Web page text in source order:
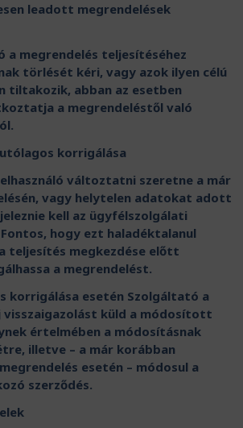
leadott megrendelések
a megrendelés teljesítéséhez
törlését kéri, vagy azok ilyen célú
tiltakozik, abban az esetben
a megrendeléstől való
korrigálása
változtatni szeretne a már
vagy helytelen adatokat adott
kell az ügyfélszolgálati
hogy ezt haladéktalanul
teljesítés megkezdése előtt
a megrendelést.
korrigálása esetén Szolgáltató a
visszaigazolást küld a módosított
értelmében a módosításnak
illetve – a már korábban
esetén – módosul a
szerződés.